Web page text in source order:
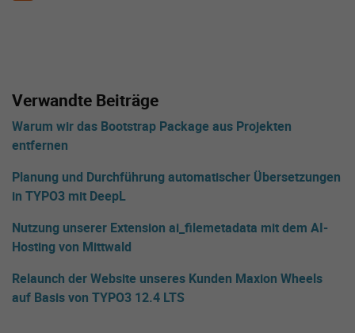
Verwandte Beiträge
Warum wir das Bootstrap Package aus Projekten
entfernen
Planung und Durchführung automatischer Übersetzungen
in TYPO3 mit DeepL
Nutzung unserer Extension ai_filemetadata mit dem AI-
Hosting von Mittwald
Relaunch der Website unseres Kunden Maxion Wheels
auf Basis von TYPO3 12.4 LTS